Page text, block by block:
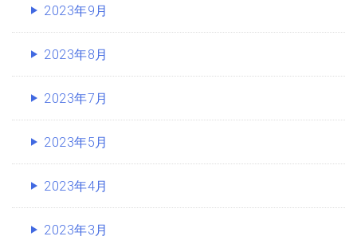
2023年9月
2023年8月
2023年7月
2023年5月
2023年4月
2023年3月